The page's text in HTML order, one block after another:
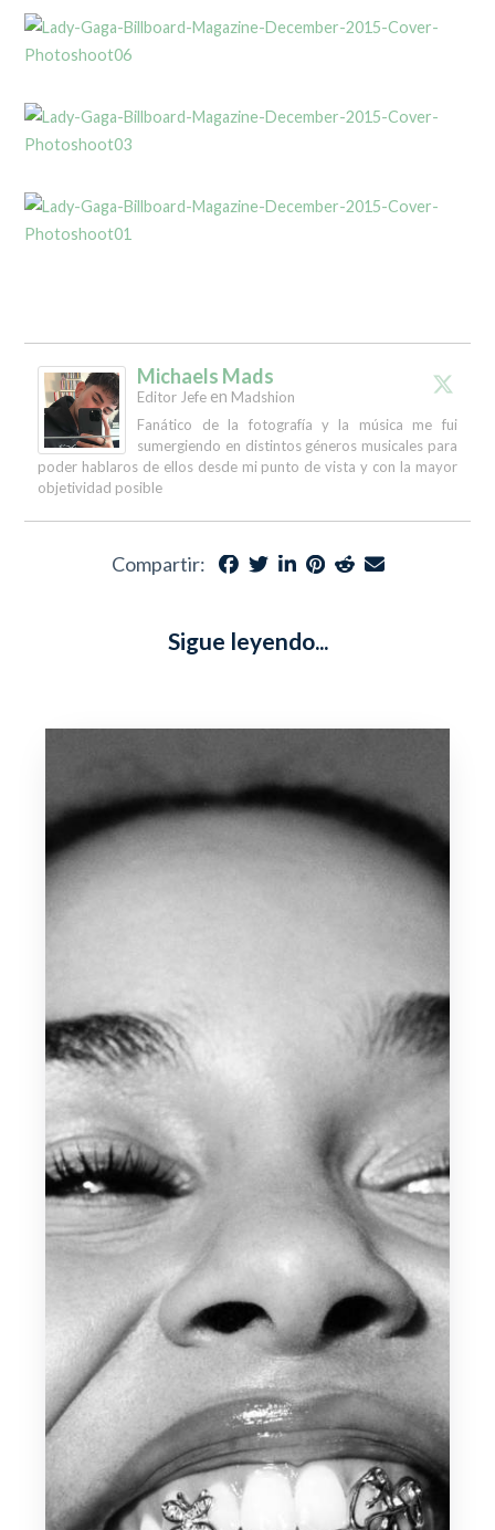
Michaels Mads
Editor Jefe en Madshion
Fanático de la fotografía y la música me fui
sumergiendo en distintos géneros musicales para
poder hablaros de ellos desde mi punto de vista y con la mayor
objetividad posible
Compartir:
Sigue leyendo...